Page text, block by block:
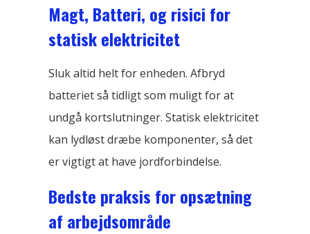
Magt, Batteri, og risici for
statisk elektricitet
Sluk altid helt for enheden. Afbryd
batteriet så tidligt som muligt for at
undgå kortslutninger. Statisk elektricitet
kan lydløst dræbe komponenter, så det
er vigtigt at have jordforbindelse.
Bedste praksis for opsætning
af arbejdsområde